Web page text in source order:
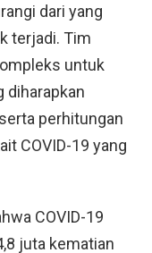
dari yang
terjadi. Tim
untuk
diharapkan
perhitungan
COVID-19 yang
COVID-19
juta kematian